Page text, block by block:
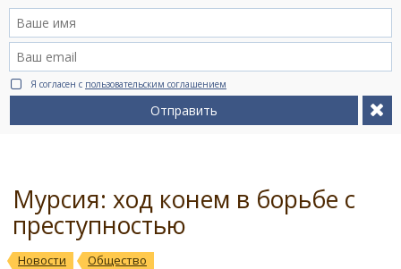
Видео Ruso.TV
BCN life
Сервис на немецком
Я согласен с пользовательским соглашением
Отправить
Мурсия: ход конем в борьбе с
преступностью
Новости Общество